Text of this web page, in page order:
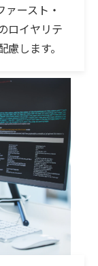
ースト・
ロイヤリテ
します。